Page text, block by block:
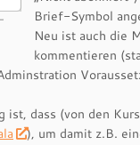
Brief-Symbol
Neu ist auch die
kommentieren
ist, dass (von den
), um damit z.B.